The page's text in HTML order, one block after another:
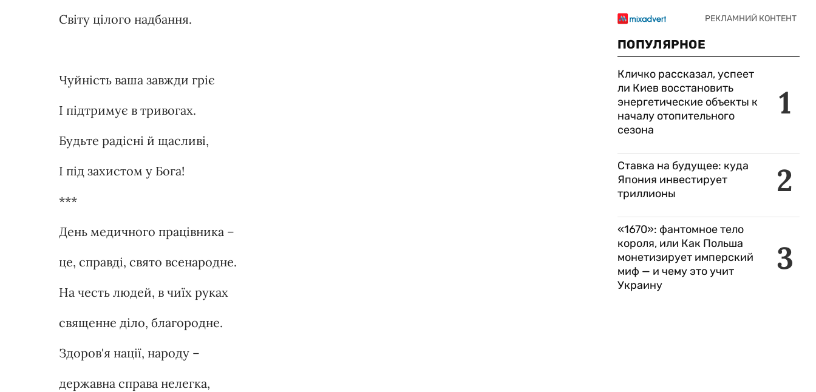
Світу цілого надбання.
Чуйність ваша завжди гріє
І підтримує в тривогах.
Будьте радісні й щасливі,
І під захистом у Бога!
***
День медичного працівника –
це, справді, свято всенародне.
На честь людей, в чиїх руках
священне діло, благородне.
Здоров'я нації, народу –
державна справа нелегка,
ПОПУЛЯРНОЕ
1
Кличко рассказал, успеет
ли Киев восстановить
энергетические объекты к
началу отопительного
сезона
2
Ставка на будущее: куда
Япония инвестирует
триллионы
3
«1670»: фантомное тело
короля, или Как Польша
монетизирует имперский
миф — и чему это учит
Украину